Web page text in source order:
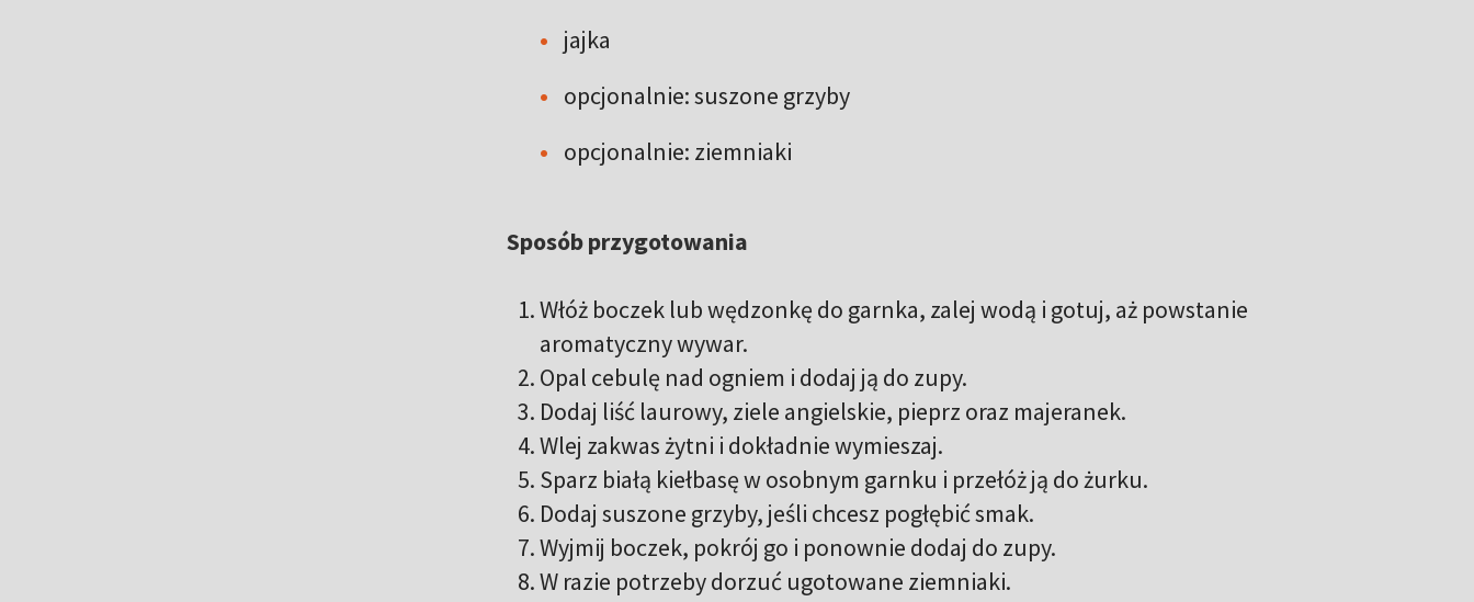
jajka
opcjonalnie: suszone grzyby
opcjonalnie: ziemniaki
Sposób przygotowania
Włóż boczek lub wędzonkę do garnka, zalej wodą i gotuj, aż powstanie
aromatyczny wywar.
Opal cebulę nad ogniem i dodaj ją do zupy.
Dodaj liść laurowy, ziele angielskie, pieprz oraz majeranek.
Wlej zakwas żytni i dokładnie wymieszaj.
Sparz białą kiełbasę w osobnym garnku i przełóż ją do żurku.
Dodaj suszone grzyby, jeśli chcesz pogłębić smak.
Wyjmij boczek, pokrój go i ponownie dodaj do zupy.
W razie potrzeby dorzuć ugotowane ziemniaki.